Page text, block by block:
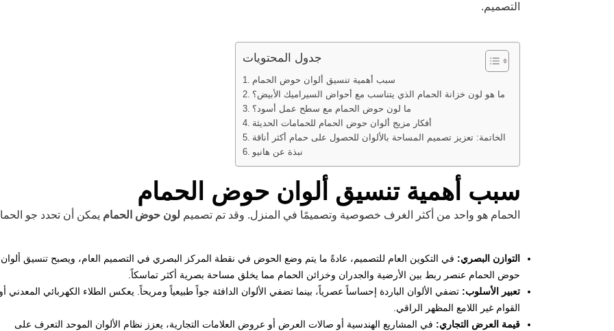
التصميم.
جدول المحتويات
سبب أهمية تنسيق ألوان حوض الحمام
ما هو لون خزانة الحمام الذي يتناسب مع أحواض السيراميك الأبيض؟
ما لون حوض الحمام مع سطح عمل أسود؟
أفكار مزيج ألوان حوض الحمام للحمامات الحديثة
الخاتمة: تعزيز تصميم المساحة بالألوان للحصول على حمام أكثر أناقة
نبذة عن هانيو
سبب أهمية تنسيق ألوان حوض الحمام
الحمام هو واحد من أكثر الغرف خصوصية وتصميمًا في المنزل. وقد تم تصميم لون حوض الحمام يمكن أن تحدد جو
التوازن البصري: في التكوين العام للتصميم، عادةً ما يتم وضع الحوض في نقطة المركز البصري في التصميم العام، ويصبح تنسيق ألوان
حوض الحمام عنصر ربط بين الأرضية والجدران وخزائن الحمام مما يخلق مساحة بصرية أكثر تماسكاً.
تعبير الأسلوب: تضفي الألوان الباردة إحساساً عصرياً، بينما تضفي الألوان الدافئة جواً طبيعياً ومريحاً. يعكس الطلاء الكهربائي المعدني
القوام غير اللامع المظهر الراقي.
قيمة العرض التجاري: في المشاريع الهندسية أو صالات العرض أو عروض العلامات التجارية، يعزز نظام الألوان الموحد التعرف على